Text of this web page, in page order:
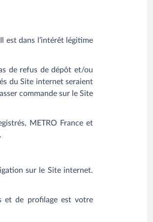
est dans l’intérêt légitime
de refus de dépôt et/ou
du Site internet seraient
commande sur le Site
METRO France et
sur le Site internet.
et de profilage est votre